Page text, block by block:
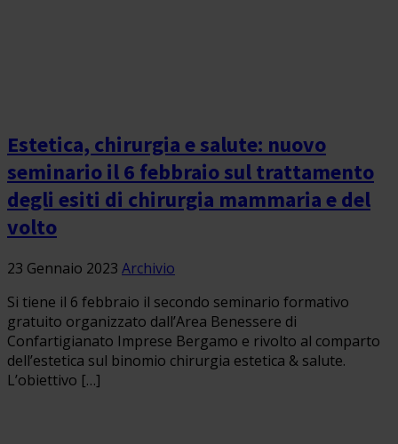
Estetica, chirurgia e salute: nuovo
seminario il 6 febbraio sul trattamento
degli esiti di chirurgia mammaria e del
volto
23 Gennaio 2023 Archivio
Si tiene il 6 febbraio il secondo seminario formativo
gratuito organizzato dall’Area Benessere di
Confartigianato Imprese Bergamo e rivolto al comparto
dell’estetica sul binomio chirurgia estetica & salute.
L’obiettivo […]